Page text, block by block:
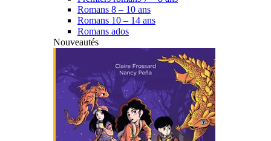
Romans 8 – 10 ans
Romans 10 – 14 ans
Romans ados
Nouveautés